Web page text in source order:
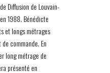
Diffusion de Louvain-
1988. Bénédicte
et longs métrages
commande. En
long métrage de
présenté en